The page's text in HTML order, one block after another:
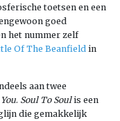
toetsen en een
goed
het nummer zelf
Of The Beanfield in
aan twee
. Soul To Soulis een
die gemakkelijk